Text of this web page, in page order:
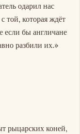
одарил нас
той, которая ждёт
если бы англичане
разбили их.»
рыцарских коней,